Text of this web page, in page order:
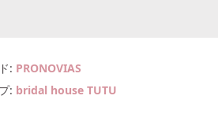
PRONOVIAS
bridal house TUTU